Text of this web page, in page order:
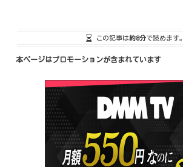
この記事は約8分で読めます。
本ページはプロモーションが含まれています